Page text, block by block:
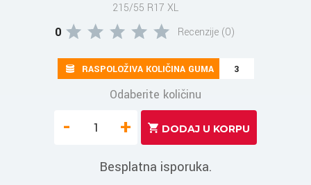
215/55 R17 XL
0 Recenzije (0)
RASPOLOŽIVA KOLIČINA GUMA 3
Odaberite količinu
- +
Besplatna isporuka.